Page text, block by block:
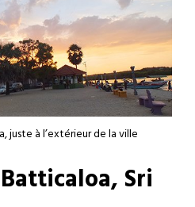
juste à l’extérieur de la ville
Sri